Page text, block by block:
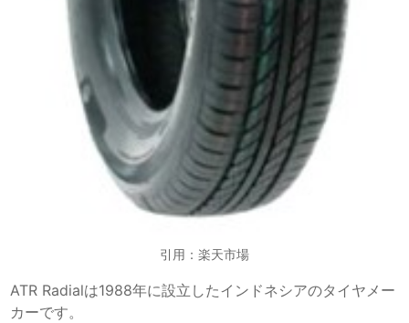
引用：楽天市場
ATR Radialは1988年に設立したインドネシアのタイヤメー
カーです。